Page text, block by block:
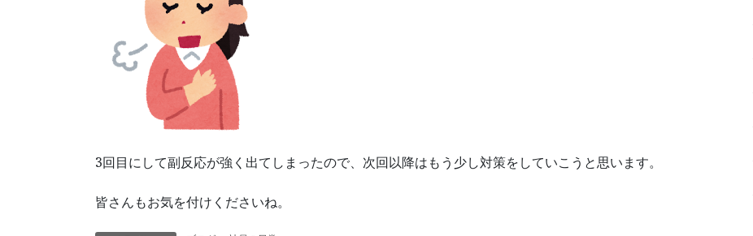
3回目にして副反応が強く出てしまったので、次回以降はもう少し対策をしていこうと思います。
皆さんもお気を付けくださいね。